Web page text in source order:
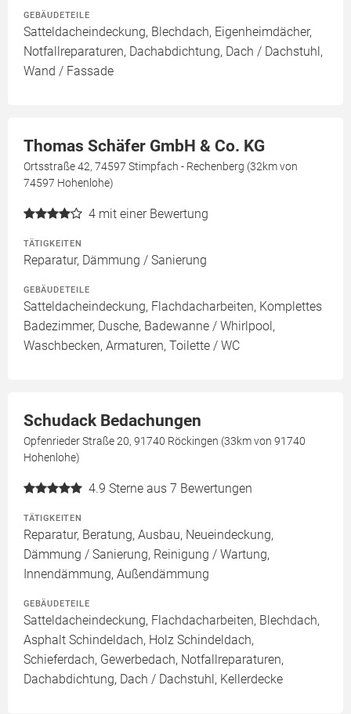
GEBÄUDETEILE
Satteldacheindeckung, Blechdach, Eigenheimdächer,
Notfallreparaturen, Dachabdichtung, Dach / Dachstuhl,
Wand / Fassade
Thomas Schäfer GmbH & Co. KG
Ortsstraße 42, 74597 Stimpfach - Rechenberg (32km von
74597 Hohenlohe)
4 mit einer Bewertung
TÄTIGKEITEN
Reparatur, Dämmung / Sanierung
GEBÄUDETEILE
Satteldacheindeckung, Flachdacharbeiten, Komplettes
Badezimmer, Dusche, Badewanne / Whirlpool,
Waschbecken, Armaturen, Toilette / WC
Schudack Bedachungen
Opfenrieder Straße 20, 91740 Röckingen (33km von 91740
Hohenlohe)
4.9 Sterne aus 7 Bewertungen
TÄTIGKEITEN
Reparatur, Beratung, Ausbau, Neueindeckung,
Dämmung / Sanierung, Reinigung / Wartung,
Innendämmung, Außendämmung
GEBÄUDETEILE
Satteldacheindeckung, Flachdacharbeiten, Blechdach,
Asphalt Schindeldach, Holz Schindeldach,
Schieferdach, Gewerbedach, Notfallreparaturen,
Dachabdichtung, Dach / Dachstuhl, Kellerdecke